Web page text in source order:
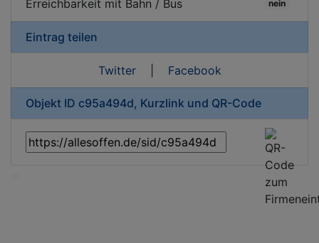
Erreichbarkeit mit Bahn / Bus nein
Eintrag teilen
Twitter| Facebook
Objekt ID c95a494d, Kurzlink und QR-Code